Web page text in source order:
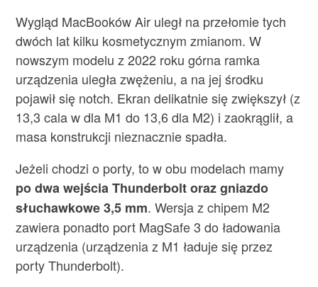
Wygląd MacBooków Air uległ na przełomie tych
dwóch lat kilku kosmetycznym zmianom. W
nowszym modelu z 2022 roku górna ramka
urządzenia uległa zwężeniu, a na jej środku
pojawił się notch. Ekran delikatnie się zwiększył (z
13,3 cala w dla M1 do 13,6 dla M2) i zaokrąglił, a
masa konstrukcji nieznacznie spadła.
Jeżeli chodzi o porty, to w obu modelach mamy
po dwa wejścia Thunderbolt oraz gniazdo
słuchawkowe 3,5 mm. Wersja z chipem M2
zawiera ponadto port MagSafe 3 do ładowania
urządzenia (urządzenia z M1 ładuje się przez
porty Thunderbolt).